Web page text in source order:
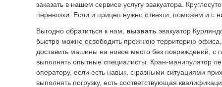
заказать в нашем сервисе услугу эвакуатора.
перевозки. Если и прицеп нужно отвезти, поможем и с
Выгодно обратиться к нам, вызвать эвакуатор
быстро можно освободить прежнюю территорию офиса,
доставить машины на новое место без повреждений, с
выполнять опытные специалисты. Кран-манипулятор
оператору, если есть навык, с разными ситуациями
выполнять погрузку, есть соответствующая